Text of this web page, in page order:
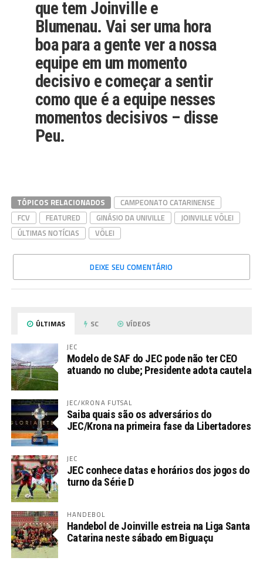
que tem Joinville e
Blumenau. Vai ser uma hora
boa para a gente ver a nossa
equipe em um momento
decisivo e começar a sentir
como que é a equipe nesses
momentos decisivos – disse
Peu.
TÓPICOS RELACIONADOS
CAMPEONATO CATARINENSE
FCV
FEATURED GINÁSIO DA UNIVILLE
JOINVILLE VÔLEI
ÚLTIMAS NOTÍCIAS
VÔLEI
DEIXE SEU COMENTÁRIO
ÚLTIMAS SC VÍDEOS
JEC
Modelo de SAF do JEC pode não ter CEO
atuando no clube; Presidente adota cautela
JEC/KRONA FUTSAL
Saiba quais são os adversários do
JEC/Krona na primeira fase da Libertadores
JEC
JEC conhece datas e horários dos jogos do
turno da Série D
HANDEBOL
Handebol de Joinville estreia na Liga Santa
Catarina neste sábado em Biguaçu